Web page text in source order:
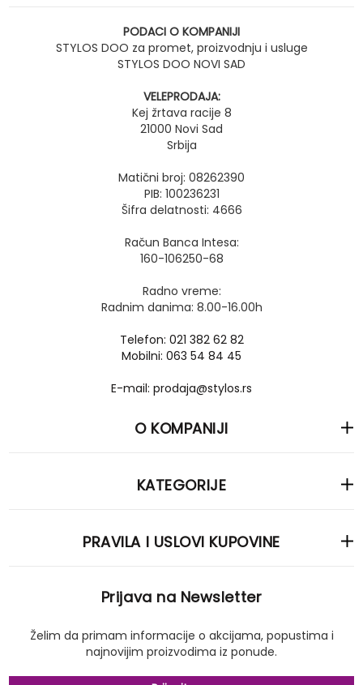
PODACI O KOMPANIJI
STYLOS DOO za promet, proizvodnju i usluge
STYLOS DOO NOVI SAD
VELEPRODAJA:
Kej žrtava racije 8
21000 Novi Sad
Srbija
Matični broj: 08262390
PIB: 100236231
Šifra delatnosti: 4666
Račun Banca Intesa:
160-106250-68
Radno vreme:
Radnim danima: 8.00-16.00h
Telefon: 021 382 62 82
Mobilni: 063 54 84 45
E-mail: prodaja@stylos.rs
O KOMPANIJI
KATEGORIJE
PRAVILA I USLOVI KUPOVINE
Prijava na Newsletter
Želim da primam informacije o akcijama, popustima i
najnovijim proizvodima iz ponude.